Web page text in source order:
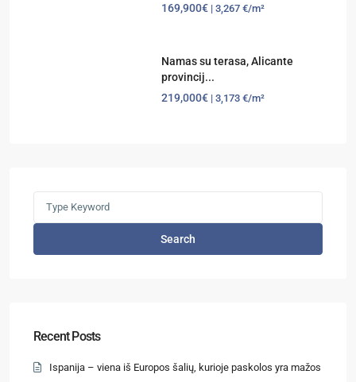
169,900€ | 3,267 €/m²
Namas su terasa, Alicante
provincij...
219,000€ | 3,173 €/m²
Search
Recent Posts
Ispanija – viena iš Europos šalių, kurioje paskolos yra mažos